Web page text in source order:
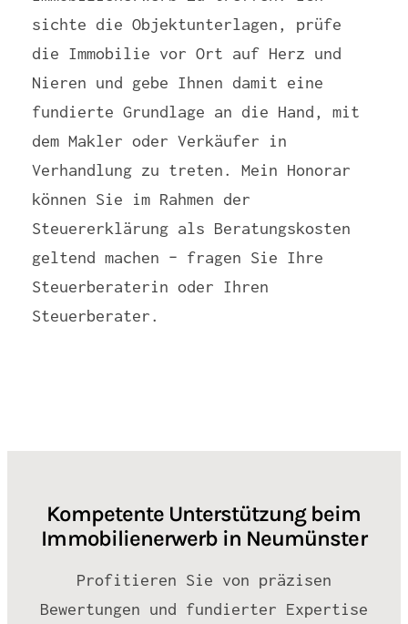
sichte die Objektunterlagen, prüfe
die Immobilie vor Ort auf Herz und
Nieren und gebe Ihnen damit eine
fundierte Grundlage an die Hand, mit
dem Makler oder Verkäufer in
Verhandlung zu treten. Mein Honorar
können Sie im Rahmen der
Steuererklärung als Beratungskosten
geltend machen – fragen Sie Ihre
Steuerberaterin oder Ihren
Steuerberater.
Kompetente Unterstützung beim
Immobilienerwerb in Neumünster
Profitieren Sie von präzisen
Bewertungen und fundierter Expertise